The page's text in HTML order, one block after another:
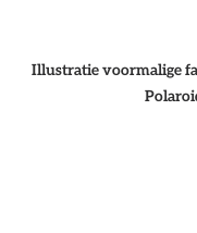
Illustratie voormalige